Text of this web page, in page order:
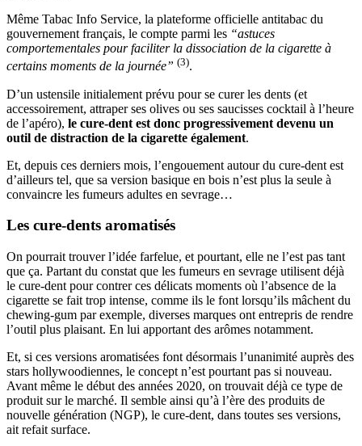
Même Tabac Info Service, la plateforme officielle antitabac du
gouvernement français, le compte parmi les “astuces
comportementales pour faciliter la dissociation de la cigarette à
certains moments de la journée” (3).
D’un ustensile initialement prévu pour se curer les dents (et
accessoirement, attraper ses olives ou ses saucisses cocktail à l’heure
de l’apéro), le cure-dent est donc progressivement devenu un
outil de distraction de la cigarette également.
Et, depuis ces derniers mois, l’engouement autour du cure-dent est
d’ailleurs tel, que sa version basique en bois n’est plus la seule à
convaincre les fumeurs adultes en sevrage…
Les cure-dents aromatisés
On pourrait trouver l’idée farfelue, et pourtant, elle ne l’est pas tant
que ça. Partant du constat que les fumeurs en sevrage utilisent déjà
le cure-dent pour contrer ces délicats moments où l’absence de la
cigarette se fait trop intense, comme ils le font lorsqu’ils mâchent du
chewing-gum par exemple, diverses marques ont entrepris de rendre
l’outil plus plaisant. En lui apportant des arômes notamment.
Et, si ces versions aromatisées font désormais l’unanimité auprès des
stars hollywoodiennes, le concept n’est pourtant pas si nouveau.
Avant même le début des années 2020, on trouvait déjà ce type de
produit sur le marché. Il semble ainsi qu’à l’ère des produits de
nouvelle génération (NGP), le cure-dent, dans toutes ses versions,
ait refait surface.